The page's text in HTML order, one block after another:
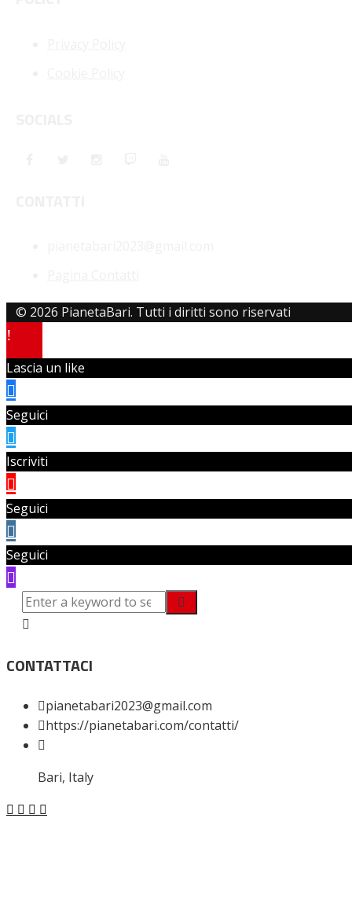
© 2026 PianetaBari. Tutti i diritti sono riservati
Lascia un like
Seguici
Iscriviti
Seguici
Seguici
CONTATTACI
pianetabari2023@gmail.com
https://pianetabari.com/contatti/
Bari, Italy